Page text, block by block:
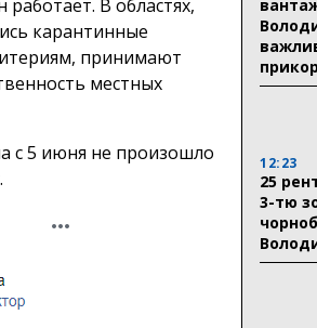
В областях,
карантинные
принимают
местных
с 5 июня не произошло
12:23
25
3-тю